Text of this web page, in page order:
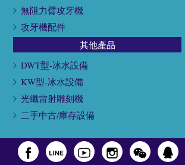
無阻力臂攻牙機
攻牙機配件
其他產品
DWT型-冰水設備
KW型-冰水設備
光纖雷射雕刻機
二手中古/庫存設備